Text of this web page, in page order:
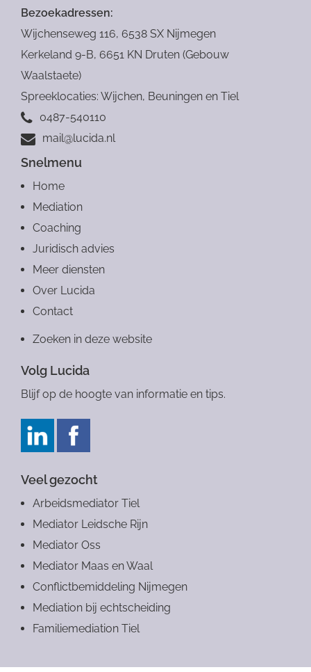
Bezoekadressen:
Wijchenseweg 116, 6538 SX Nijmegen
Kerkeland 9-B, 6651 KN Druten (Gebouw
Waalstaete)
Spreeklocaties: Wijchen, Beuningen en Tiel
0487-540110
mail@lucida.nl
Snelmenu
Home
Mediation
Coaching
Juridisch advies
Meer diensten
Over Lucida
Contact
Zoeken in deze website
Volg Lucida
Blijf op de hoogte van informatie en tips.
Veel gezocht
Arbeidsmediator Tiel
Mediator Leidsche Rijn
Mediator Oss
Mediator Maas en Waal
Conflictbemiddeling Nijmegen
Mediation bij echtscheiding
Familiemediation Tiel